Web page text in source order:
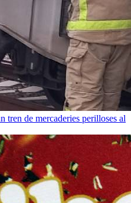
tren de mercaderies perilloses al